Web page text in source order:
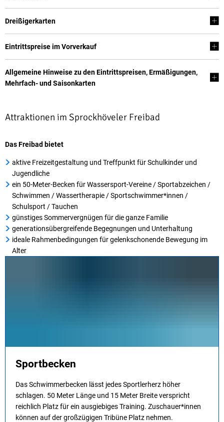
Dreißigerkarten
Eintrittspreise im Vorverkauf
Allgemeine Hinweise zu den Eintrittspreisen, Ermäßigungen,
Mehrfach- und Saisonkarten
Attraktionen im Sprockhöveler Freibad
Das Freibad bietet
aktive Freizeitgestaltung und Treffpunkt für Schulkinder und
Jugendliche
ein 50-Meter-Becken für Wassersport-Vereine / Sportabzeichen /
Schwimmen / Wassertherapie / Sportschwimmer*innen /
Schulsport / Tauchen
günstiges Sommervergnügen für die ganze Familie
generationsübergreifende Begegnungen und Unterhaltung
ideale Rahmenbedingungen für gelenkschonende Bewegung im
Alter
Sportbecken
Das Schwimmerbecken lässt jedes Sportlerherz höher
schlagen. 50 Meter Länge und 15 Meter Breite verspricht
reichlich Platz für ein ausgiebiges Training. Zuschauer*innen
können auf der großzügigen Tribüne Platz nehmen.